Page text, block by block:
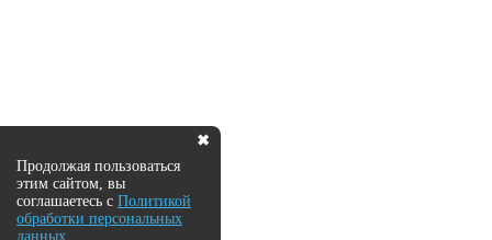
✖
Продолжая пользоваться
этим сайтом, вы
соглашаетесь с Политикой
обработки персональных
данных